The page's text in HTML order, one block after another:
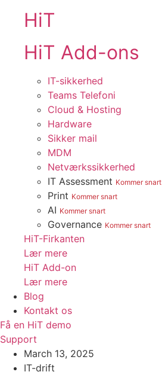
HiT
HiT Add-ons
IT-sikkerhed
Teams Telefoni
Cloud & Hosting
Hardware
Sikker mail
MDM
Netværkssikkerhed
IT Assessment Kommer snart
Print Kommer snart
AI Kommer snart
Governance Kommer snart
HiT-Firkanten
Lær mere
HiT Add-on
Lær mere
Blog
Kontakt os
Få en HiT demo
Support
March 13, 2025
IT-drift